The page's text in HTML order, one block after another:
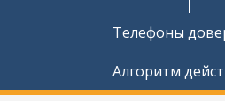
м
Телефоны
Алгоритм